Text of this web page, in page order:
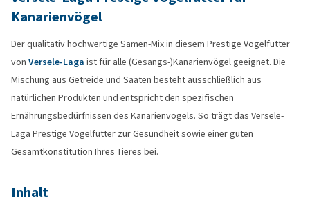
Kanarienvögel
Der qualitativ hochwertige Samen-Mix in diesem Prestige Vogelfutter
von Versele-Laga ist für alle (Gesangs-)Kanarienvögel geeignet. Die
Mischung aus Getreide und Saaten besteht ausschließlich aus
natürlichen Produkten und entspricht den spezifischen
Ernährungsbedürfnissen des Kanarienvogels. So trägt das Versele-
Laga Prestige Vogelfutter zur Gesundheit sowie einer guten
Gesamtkonstitution Ihres Tieres bei.
Inhalt